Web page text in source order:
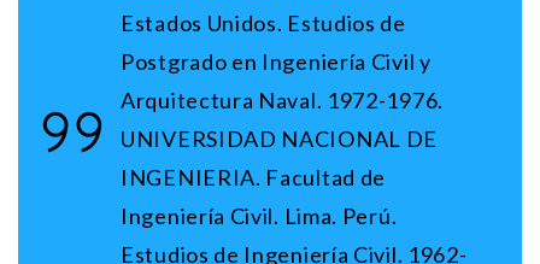
Estados Unidos. Estudios de
Postgrado en Ingeniería Civil y
Arquitectura Naval. 1972-1976.
UNIVERSIDAD NACIONAL DE
INGENIERIA. Facultad de
Ingeniería Civil. Lima. Perú.
Estudios de Ingeniería Civil. 1962-